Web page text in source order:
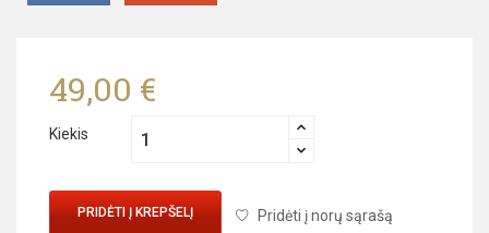
49,00 €
Kiekis
PRIDĖTI Į KREPŠELĮ Pridėti į norų sąrašą